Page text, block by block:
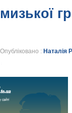
: Наталія